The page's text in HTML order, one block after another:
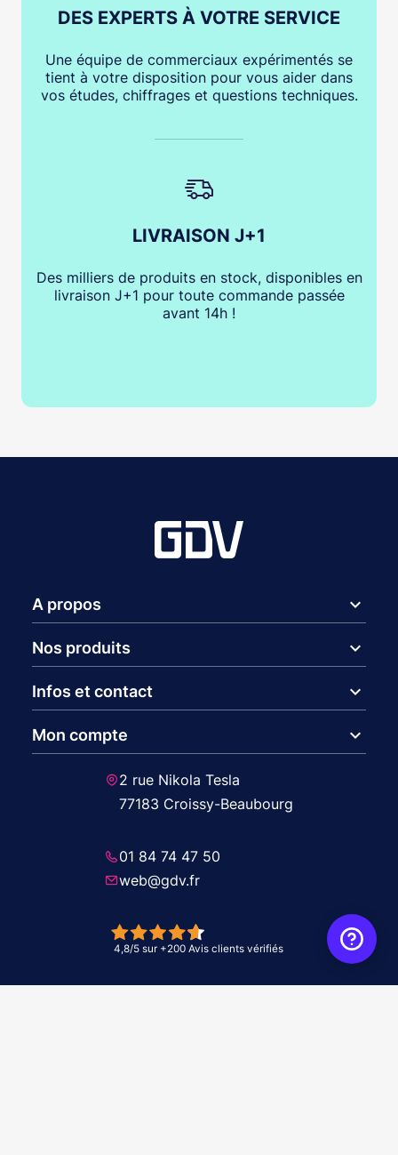
DES EXPERTS À VOTRE SERVICE
Une équipe de commerciaux expérimentés se
tient à votre disposition pour vous aider dans
vos études, chiffrages et questions techniques.
LIVRAISON J+1
Des milliers de produits en stock, disponibles en
livraison J+1 pour toute commande passée
avant 14h !
A propos expand_more
Nos produits expand_more
Infos et contact expand_more
Mon compte expand_more
2 rue Nikola Tesla
77183 Croissy-Beaubourg
01 84 74 47 50
web@gdv.fr